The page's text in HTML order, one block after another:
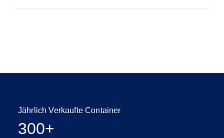
Jährlich Verkaufte Container
300+